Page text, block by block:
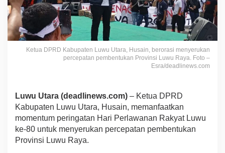
Ketua DPRD Kabupaten Luwu Utara, Husain, berorasi menyerukan
percepatan pembentukan Provinsi Luwu Raya. Foto –
Esra/deadlinews.com
Luwu Utara (deadlinews.com) – Ketua DPRD
Kabupaten Luwu Utara, Husain, memanfaatkan
momentum peringatan Hari Perlawanan Rakyat Luwu
ke-80 untuk menyerukan percepatan pembentukan
Provinsi Luwu Raya.